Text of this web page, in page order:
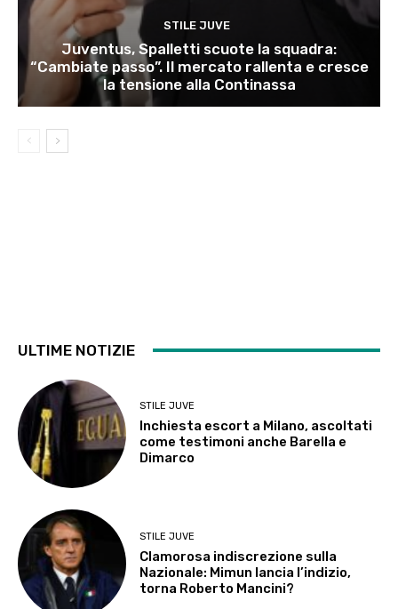
STILE JUVE
Juventus, Spalletti scuote la squadra:
“Cambiate passo”. Il mercato rallenta e cresce
la tensione alla Continassa
ULTIME NOTIZIE
STILE JUVE
Inchiesta escort a Milano, ascoltati
come testimoni anche Barella e
Dimarco
STILE JUVE
Clamorosa indiscrezione sulla
Nazionale: Mimun lancia l’indizio,
torna Roberto Mancini?